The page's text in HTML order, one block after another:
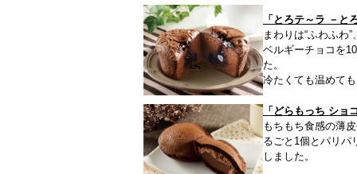
「とろテ～ラ －
まわりは“ふわふわ
ベルギーチョコを
た。
冷たくても温めて
「どらもっち シ
もちもち食感の薄
るごと1個とパリパ
しました。